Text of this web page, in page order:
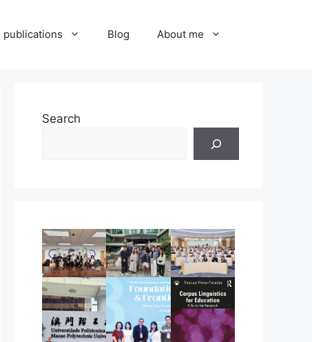
publications Blog About me
Search